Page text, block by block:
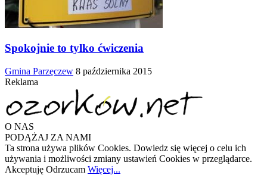
Spokojnie to tylko ćwiczenia
Gmina Parzęczew 8 października 2015
Reklama
O NAS
PODĄŻAJ ZA NAMI
Ta strona używa plików Cookies. Dowiedz się więcej o celu ich
używania i możliwości zmiany ustawień Cookies w przeglądarce.
Akceptuję Odrzucam Więcej...